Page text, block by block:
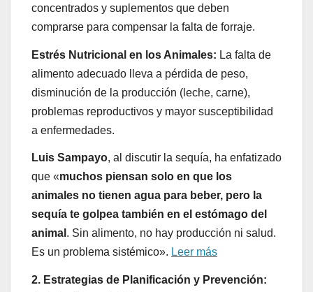
concentrados y suplementos que deben
comprarse para compensar la falta de forraje.
Estrés Nutricional en los Animales: La falta de
alimento adecuado lleva a pérdida de peso,
disminución de la producción (leche, carne),
problemas reproductivos y mayor susceptibilidad
a enfermedades.
Luis Sampayo, al discutir la sequía, ha enfatizado
que «muchos piensan solo en que los
animales no tienen agua para beber, pero la
sequía te golpea también en el estómago del
animal . Sin alimento, no hay producción ni salud.
Es un problema sistémico». Leer más
2. Estrategias de Planificación y Prevención: